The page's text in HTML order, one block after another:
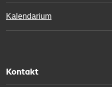
Kalendarium
Kontakt